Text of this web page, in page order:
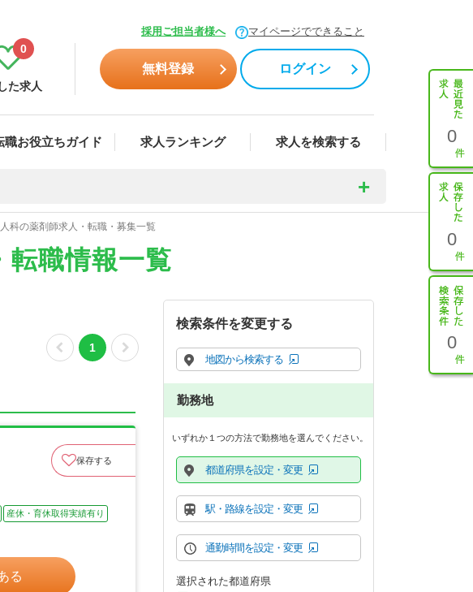
採用ご担当者様へ マイページでできること
た求人
0
無料登録 ログイン
職お役立ちガイド 求人ランキング 求人を検索する 0
0
0
科の薬剤師求人・転職・募集一覧
転職情報一覧
1
保存する
産休・育休取得実績有り
る
検索条件を変更する
地図から検索する
勤務地
いずれか１つの方法で勤務地を選んでください。
都道府県を設定・変更
駅・路線を設定・変更
通勤時間を設定・変更
選択された都道府県